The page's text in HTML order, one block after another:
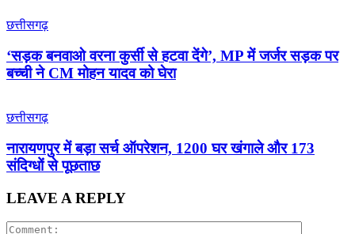
छत्तीसगढ़
‘सड़क बनवाओ वरना कुर्सी से हटवा देंगे’, MP में जर्जर सड़क पर
बच्ची ने CM मोहन यादव को घेरा
छत्तीसगढ़
नारायणपुर में बड़ा सर्च ऑपरेशन, 1200 घर खंगाले और 173
संदिग्धों से पूछताछ
LEAVE A REPLY